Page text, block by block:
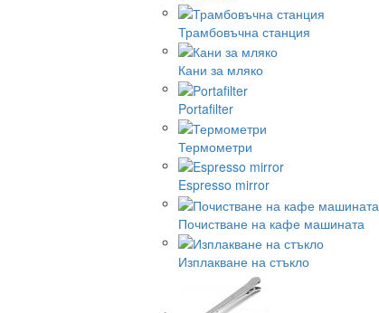
Трамбовъчна станция
Кани за мляко
Portafilter
Термометри
Espresso mirror
Почистване на кафе машината
Изплакване на стъкло